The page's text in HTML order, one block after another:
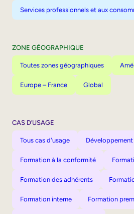
Services professionnels et aux
ZONE GÉOGRAPHIQUE
Toutes zones géographiques
Europe – France Global
CAS D’USAGE
Tous cas d'usage
Formation à la conformité
Formation des adhérents
Formation interne Formation